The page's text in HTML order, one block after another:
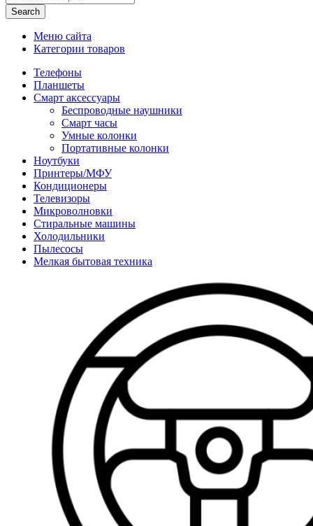
Search
Меню сайта
Категории товаров
Телефоны
Планшеты
Смарт аксессуары
Беспроводные наушники
Смарт часы
Умные колонки
Портативные колонки
Ноутбуки
Принтеры/МФУ
Кондиционеры
Телевизоры
Микроволновки
Стиральные машины
Холодильники
Пылесосы
Мелкая бытовая техника